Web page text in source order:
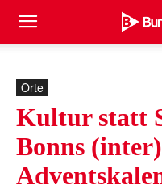
Orte
Kultur statt
Bonns